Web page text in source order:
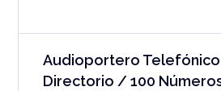
Audioportero Telefónico
Directorio / 100